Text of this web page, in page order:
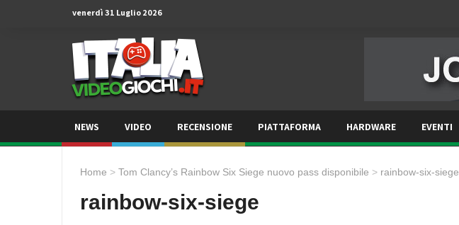
venerdì 31 Luglio 2026
NEWS VIDEO RECENSIONE PIATTAFORMA HARDWARE EVENTI
Home > Tom Clancy’s Rainbow Six Siege nuovo pass disponibile > rainbow-six-siege
rainbow-six-siege